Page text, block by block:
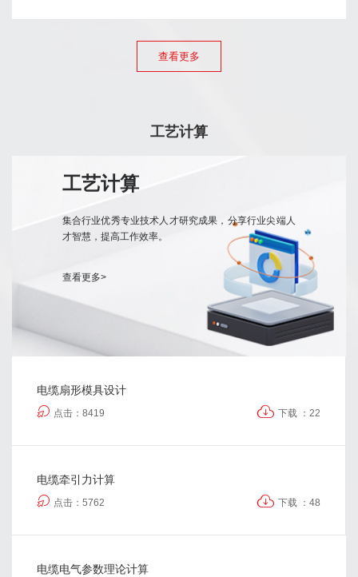
查看更多
工艺计算
工艺计算
集合行业优秀专业技术人才研究成果，分享行业尖端人
才智慧，提高工作效率。
查看更多>
电缆扇形模具设计
点击：8419 下载 ：22
电缆牵引力计算
点击：5762 下载 ：48
电缆电气参数理论计算